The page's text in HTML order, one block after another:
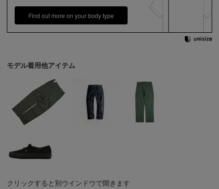
Find out more on your body type
モデル着用他アイテム
クリックすると別ウインドウで開きます